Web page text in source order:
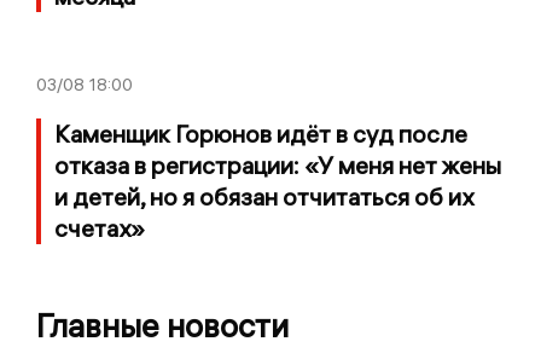
03/08 18:00
Каменщик Горюнов идёт в суд после
отказа в регистрации: «У меня нет жены
и детей, но я обязан отчитаться об их
счетах»
Главные новости